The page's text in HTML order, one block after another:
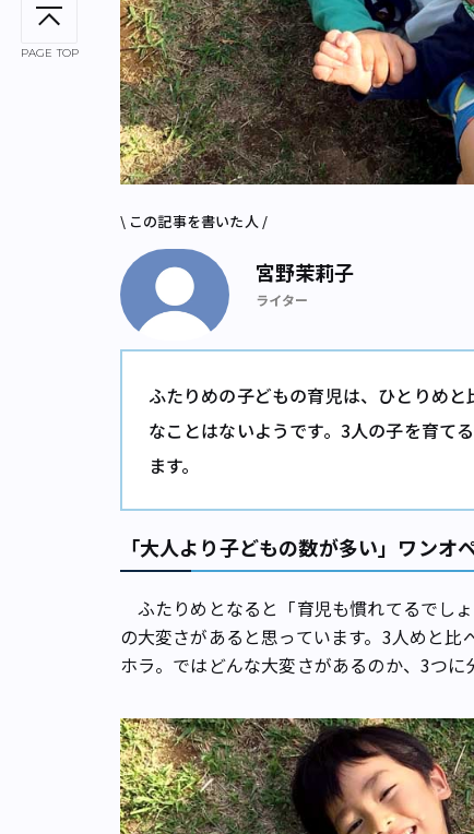
PAGE TOP
\ この記事を書いた人 /
宮野茉莉子
ライター
ふたりめの子どもの育児は、ひとりめ
なことはないようです。3人の子を育て
ます。
「大人より子どもの数が多い」ワンオ
ふたりめとなると「育児も慣れてるでし
の大変さがあると思っています。3人めと
ホラ。ではどんな大変さがあるのか、3つに